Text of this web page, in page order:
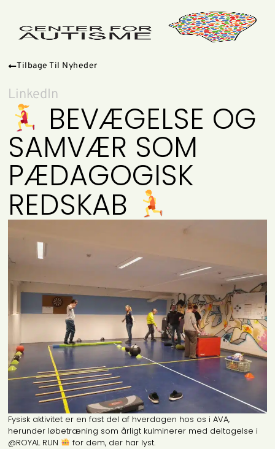
Tilbage Til Nyheder
LinkedIn
BEVÆGELSE OG
SAMVÆR SOM
PÆDAGOGISK
REDSKAB
Fysisk aktivitet er en fast del af hverdagen hos os i AVA,
herunder løbetræning som årligt kulminerer med deltagelse i
@ROYAL RUN
for dem, der har lyst.